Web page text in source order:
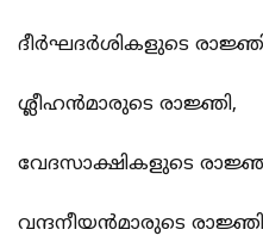
ദീര്‍ഘദര്‍ശികളുടെ
ശ്ലീഹന്‍മാരുടെ രാജ്ഞി,
വേദസാക്ഷികളുടെ
വന്ദനീയന്‍മാരുടെ